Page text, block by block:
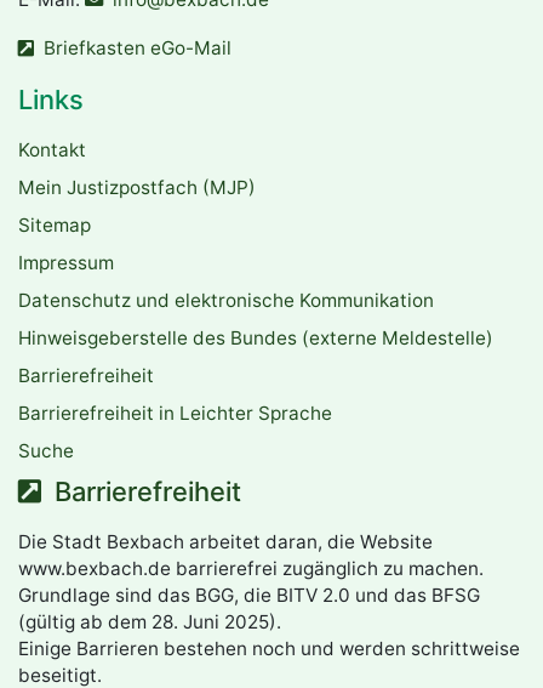
Briefkasten eGo-Mail
Links
Kontakt
Mein Justizpostfach (MJP)
Sitemap
Impressum
Datenschutz und elektronische Kommunikation
Hinweisgeberstelle des Bundes (externe Meldestelle)
Barrierefreiheit
Barrierefreiheit in Leichter Sprache
Suche
Barrierefreiheit
Die Stadt Bexbach arbeitet daran, die Website
www.bexbach.de barrierefrei zugänglich zu machen.
Grundlage sind das BGG, die BITV 2.0 und das BFSG
(gültig ab dem 28. Juni 2025).
Einige Barrieren bestehen noch und werden schrittweise
beseitigt.